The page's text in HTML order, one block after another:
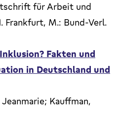
für Arbeit und
Frankfurt, M.: Bund-Verl.
Fakten und
in Deutschland und
Kauffman,